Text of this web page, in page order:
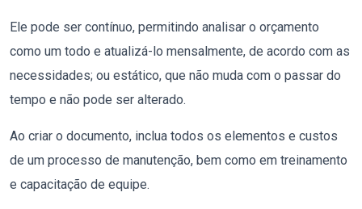
Ele pode ser contínuo, permitindo analisar o orçamento
como um todo e atualizá-lo mensalmente, de acordo com as
necessidades; ou estático, que não muda com o passar do
tempo e não pode ser alterado.
Ao criar o documento, inclua todos os elementos e custos
de um processo de manutenção, bem como em treinamento
e capacitação de equipe.